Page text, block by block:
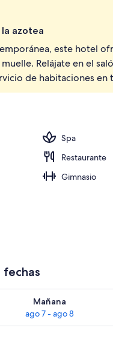
azotea
este hotel
Relájate en el
de habitaciones en
Spa
Restaurante
Gimnasio
fechas
Mañana
ago 7 - ago 8
la disponibilidad para